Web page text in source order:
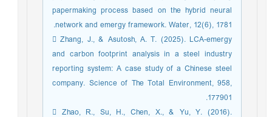
papermaking process based on the hybrid neural
network and emergy framework. Water, 12(6), 1781.
 Zhang, J., & Asutosh, A. T. (2025). LCA-emergy
and carbon footprint analysis in a steel industry
reporting system: A case study of a Chinese steel
company. Science of The Total Environment, 958,
177901.
 Zhao, R., Su, H., Chen, X., & Yu, Y. (2016).